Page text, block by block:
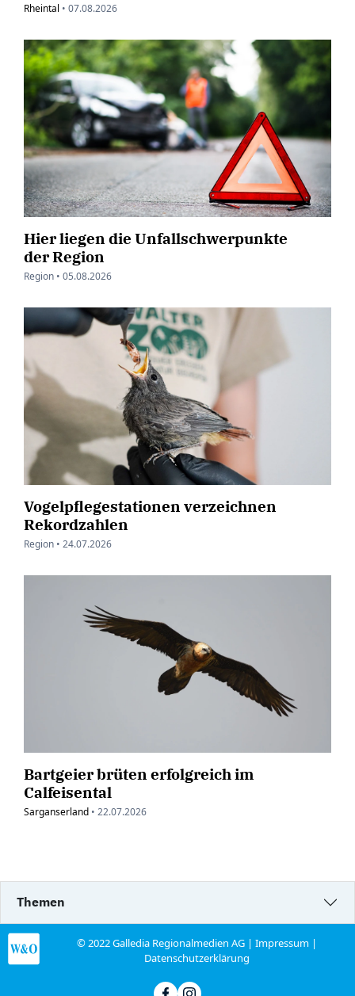
Rheintal • 07.08.2026
Hier liegen die Unfallschwerpunkte
der Region
Region • 05.08.2026
Vogelpflegestationen verzeichnen
Rekordzahlen
Region • 24.07.2026
Bartgeier brüten erfolgreich im
Calfeisental
Sarganserland • 22.07.2026
Themen
© 2022 Galledia Regionalmedien AG |Impressum |
Datenschutzerklärung